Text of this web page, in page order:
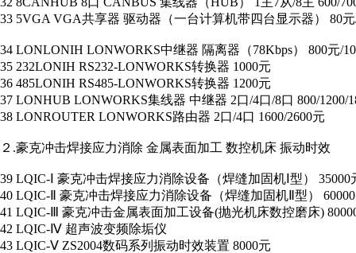
33 5VGA VGA共享器 驱动器（一台计算机带四台显示器） 80元
34 LONLONIH LONWORKS中继器 隔离器（78Kbps） 800元/
35 232LONIH RS232-LONWORKS转换器 1000元
36 485LONIH RS485-LONWORKS转换器 1200元
37 LONHUB LONWORKS集线器 中继器 2口/4口/8口 800/1200/
38 LONROUTER LONWORKS路由器 2口/4口 1600/2600元
２.豪克冲击焊接应力消除 金属表面加工 数控机床 振动时效
39 LQIC-Ⅰ 豪克冲击焊接应力消除设备（焊缝加固机Ⅰ型） 35000
40 LQIC-Ⅱ 豪克冲击焊接应力消除设备（焊缝加固机Ⅱ型）
41 LQIC-Ⅲ 豪克冲击金属表面加工设备(抛光机床数控磨床)
42 LQIC-Ⅳ 超声波变频除垢仪
43 LQIC-Ⅴ ZS2004数码系列振动时效装置 8000元